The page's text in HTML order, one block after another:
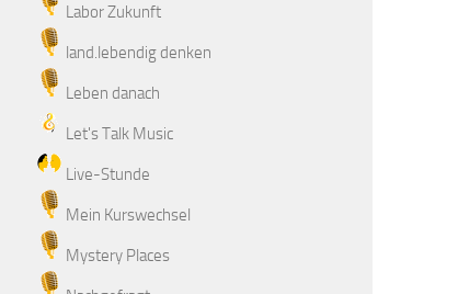
Labor Zukunft
land.lebendig denken
Leben danach
Let's Talk Music
Live-Stunde
Mein Kurswechsel
Mystery Places